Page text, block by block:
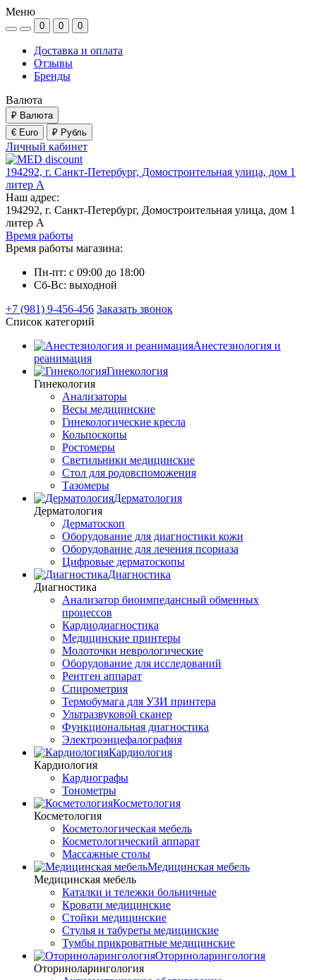
Меню
0 0 0
Доставка и оплата
Отзывы
Бренды
Валюта
₽ Валюта
€ Euro
₽ Рубль
Личный кабинет
194292, г. Санкт-Петербург, Домостроительная улица, дом 1
литер А
Наш адрес:
194292, г. Санкт-Петербург, Домостроительная улица, дом 1
литер А
Время работы
Время работы магазина:
Пн-пт: с 09:00 до 18:00
Сб-Вс: выходной
+7 (981) 9-456-456 Заказать звонок
Список категорий
Анестезиология и
реанимация
Гинекология
Гинекология
Анализаторы
Весы медицинские
Гинекологические кресла
Кольпоскопы
Ростомеры
Светильники медицинские
Стол для родовспоможения
Тазомеры
Дерматология
Дерматология
Дерматоскоп
Оборудование для диагностики кожи
Оборудование для лечения псориаза
Цифровые дерматоскопы
Диагностика
Диагностика
Анализатор биоимпедансный обменных
процессов
Кардиодиагностика
Медицинские принтеры
Молоточки неврологические
Оборудование для исследований
Рентген аппарат
Спирометрия
Термобумага для УЗИ принтера
Ультразвуковой сканер
Функциональная диагностика
Электроэнцефалография
Кардиология
Кардиология
Кардиографы
Тонометры
Косметология
Косметология
Косметологическая мебель
Косметологический аппарат
Массажные столы
Медицинская мебель
Медицинская мебель
Каталки и тележки больничные
Кровати медицинские
Стойки медицинские
Стулья и табуреты медицинские
Тумбы прикроватные медицинские
Оториноларингология
Оториноларингология